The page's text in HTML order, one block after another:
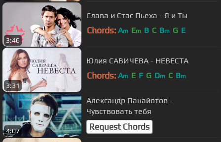
3:46
Слава и Стас Пьеха - Я и Ты
Chords: Am Em B C Bm G E
3:31
Юлия САВИЧЕВА - НЕВЕСТА
Chords: Am E F G Dm C Bm
4:07
Александр Панайотов -
Чувствовать тебя
Request Chords